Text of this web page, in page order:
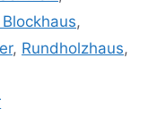
,
, Rundholzhaus,